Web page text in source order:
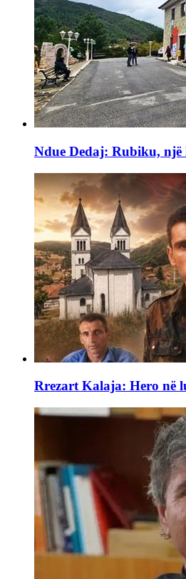
Ndue Dedaj: Rubiku, një
Rrezart Kalaja: Hero në